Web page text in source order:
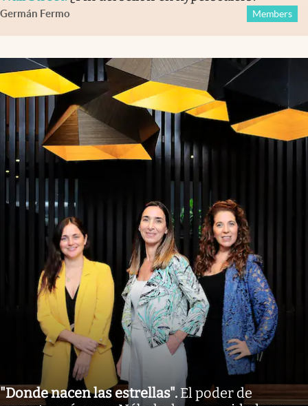
Germán Fermo Members
"Donde nacen las estrellas". El poder de